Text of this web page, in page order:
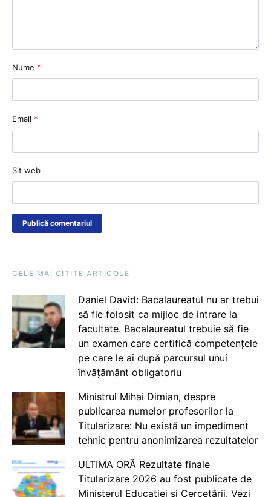
Nume *
Email *
Sit web
CELE MAI CITITE ARTICOLE
Daniel David: Bacalaureatul nu ar trebui
să fie folosit ca mijloc de intrare la
facultate. Bacalaureatul trebuie să fie
un examen care certifică competențele
pe care le ai după parcursul unui
învățământ obligatoriu
Ministrul Mihai Dimian, despre
publicarea numelor profesorilor la
Titularizare: Nu există un impediment
tehnic pentru anonimizarea rezultatelor
ULTIMA ORĂ Rezultate finale
Titularizare 2026 au fost publicate de
Ministerul Educației și Cercetării. Vezi